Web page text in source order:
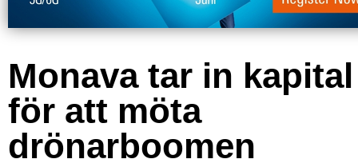
Monava tar in kapital
för att möta
drönarboomen